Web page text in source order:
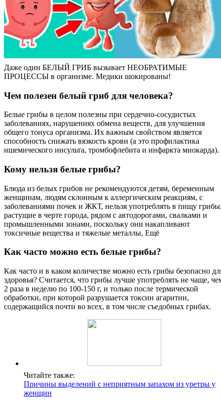
Даже один БЕЛЫЙ ГРИБ вызывает НЕОБРАТИМЫЕ
ПРОЦЕССЫ в организме. Медики шокированы!
Чем полезен белый гриб для человека?
Белые грибы в целом полезны при сердечно-сосудистых
заболеваниях, нарушениях обмена веществ, для улучшения
общего тонуса организма. Их важным свойством является
способность снижать вязкость крови (а это профилактика
ишемического инсульта, тромбофлебита и инфаркта миокарда).
Кому нельзя белые грибы?
Блюда из белых грибов не рекомендуются детям, беременным
женщинам, людям склонным к аллергическим реакциям, с
заболеваниями почек и ЖКТ, нельзя употреблять в пищу
растущие в черте города, рядом с автодорогами, свалками и
промышленными зонами, поскольку они накапливают
токсичные вещества и тяжелые металлы, Ещё
Как часто можно есть белые грибы?
Как часто и в каком количестве можно есть грибы безопасно
здоровья? Считается, что грибы лучше употреблять не чаще,
2 раза в неделю по 100-150 г, и только после термической
обработки, при которой разрушается токсин агаритин,
содержащийся почти во всех, в том числе съедобных грибах.
Читайте также:
Причины выделений с неприятным запахом из уретры у
женщин